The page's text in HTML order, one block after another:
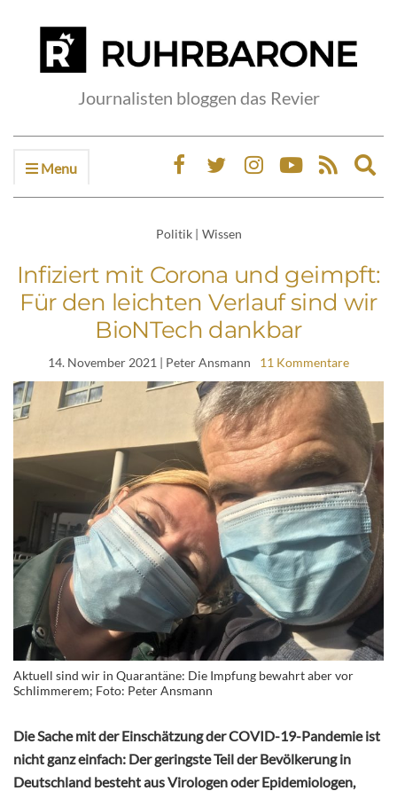
Journalisten bloggen das Revier
Menu
Politik | Wissen
Infiziert mit Corona und geimpft:
Für den leichten Verlauf sind wir
BioNTech dankbar
14. November 2021 | Peter Ansmann 11 Kommentare
Aktuell sind wir in Quarantäne: Die Impfung bewahrt aber vor
Schlimmerem; Foto: Peter Ansmann
Die Sache mit der Einschätzung der COVID-19-Pandemie ist
nicht ganz einfach: Der geringste Teil der Bevölkerung in
Deutschland besteht aus Virologen oder Epidemiologen,